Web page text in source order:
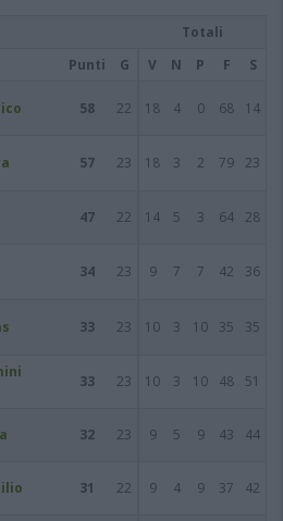
Totali
Punti G V N P F S
58 22 18 4 0 68 14
57 23 18 3 2 79 23
47 22 14 5 3 64 28
34 23 9 7 7 42 36
33 23 10 3 10 35 35
33 23 10 3 10 48 51
32 23 9 5 9 43 44
31 22 9 4 9 37 42